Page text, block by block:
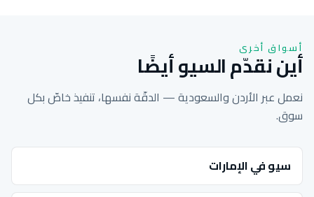
أسواق أخرى
أين نقدّم السيو أيضًا
نعمل عبر الأردن والسعودية — الدقّة نفسها، تنفيذ خاصّ بكل
سوق.
سيو في الإمارات